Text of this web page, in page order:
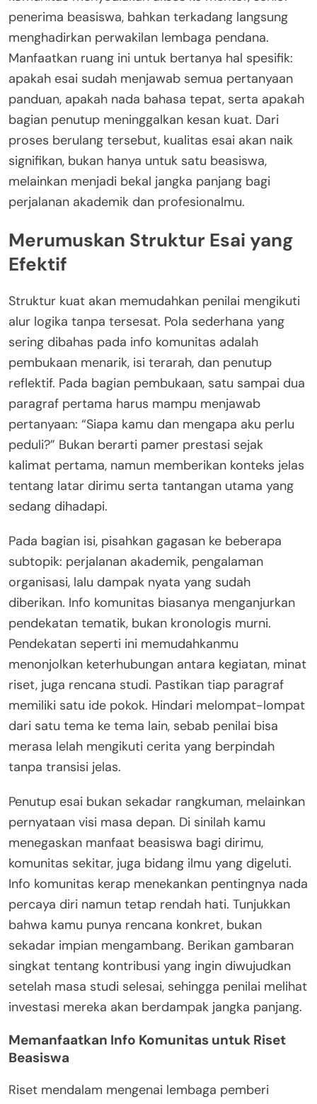
penerima beasiswa, bahkan terkadang langsung
menghadirkan perwakilan lembaga pendana.
Manfaatkan ruang ini untuk bertanya hal spesifik:
apakah esai sudah menjawab semua pertanyaan
panduan, apakah nada bahasa tepat, serta apakah
bagian penutup meninggalkan kesan kuat. Dari
proses berulang tersebut, kualitas esai akan naik
signifikan, bukan hanya untuk satu beasiswa,
melainkan menjadi bekal jangka panjang bagi
perjalanan akademik dan profesionalmu.
Merumuskan Struktur Esai yang
Efektif
Struktur kuat akan memudahkan penilai mengikuti
alur logika tanpa tersesat. Pola sederhana yang
sering dibahas pada info komunitas adalah
pembukaan menarik, isi terarah, dan penutup
reflektif. Pada bagian pembukaan, satu sampai dua
paragraf pertama harus mampu menjawab
pertanyaan: “Siapa kamu dan mengapa aku perlu
peduli?” Bukan berarti pamer prestasi sejak
kalimat pertama, namun memberikan konteks jelas
tentang latar dirimu serta tantangan utama yang
sedang dihadapi.
Pada bagian isi, pisahkan gagasan ke beberapa
subtopik: perjalanan akademik, pengalaman
organisasi, lalu dampak nyata yang sudah
diberikan. Info komunitas biasanya menganjurkan
pendekatan tematik, bukan kronologis murni.
Pendekatan seperti ini memudahkanmu
menonjolkan keterhubungan antara kegiatan, minat
riset, juga rencana studi. Pastikan tiap paragraf
memiliki satu ide pokok. Hindari melompat-lompat
dari satu tema ke tema lain, sebab penilai bisa
merasa lelah mengikuti cerita yang berpindah
tanpa transisi jelas.
Penutup esai bukan sekadar rangkuman, melainkan
pernyataan visi masa depan. Di sinilah kamu
menegaskan manfaat beasiswa bagi dirimu,
komunitas sekitar, juga bidang ilmu yang digeluti.
Info komunitas kerap menekankan pentingnya nada
percaya diri namun tetap rendah hati. Tunjukkan
bahwa kamu punya rencana konkret, bukan
sekadar impian mengambang. Berikan gambaran
singkat tentang kontribusi yang ingin diwujudkan
setelah masa studi selesai, sehingga penilai melihat
investasi mereka akan berdampak jangka panjang.
Memanfaatkan Info Komunitas untuk Riset
Beasiswa
Riset mendalam mengenai lembaga pemberi